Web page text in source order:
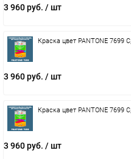
3 960 руб. / шт
Краска цвет PANTONE 7699
3 960 руб. / шт
Краска цвет PANTONE 7699
3 960 руб. / шт